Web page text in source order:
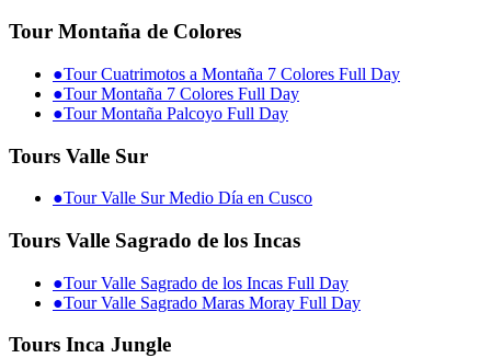
Tour Montaña de Colores
●Tour Cuatrimotos a Montaña 7 Colores Full Day
●Tour Montaña 7 Colores Full Day
●Tour Montaña Palcoyo Full Day
Tours Valle Sur
●Tour Valle Sur Medio Día en Cusco
Tours Valle Sagrado de los Incas
●Tour Valle Sagrado de los Incas Full Day
●Tour Valle Sagrado Maras Moray Full Day
Tours Inca Jungle